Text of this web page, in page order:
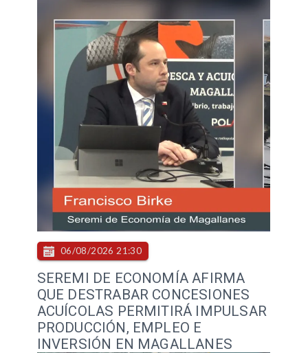
SEREMI DE ECONOMÍA AFIRMA
QUE DESTRABAR CONCESIONES
ACUÍCOLAS PERMITIRÁ IMPULSAR
PRODUCCIÓN, EMPLEO E
INVERSIÓN EN MAGALLANES
06/08/2026 21:30